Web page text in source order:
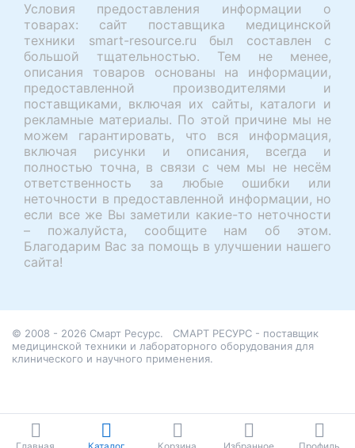
Условия предоставления информации о
товарах: сайт поставщика медицинской
техники smart-resource.ru был составлен с
большой тщательностью. Тем не менее,
описания товаров основаны на информации,
предоставленной производителями и
поставщиками, включая их сайты, каталоги и
рекламные материалы. По этой причине мы не
можем гарантировать, что вся информация,
включая рисунки и описания, всегда и
полностью точна, в связи с чем мы не несём
ответственность за любые ошибки или
неточности в предоставленной информации, но
если все же Вы заметили какие-то неточности
– пожалуйста, сообщите нам об этом.
Благодарим Вас за помощь в улучшении нашего
сайта!
© 2008 - 2026 Смарт Ресурс. СМАРТ РЕСУРС - поставщик
медицинской техники и лабораторного оборудования для
клинического и научного применения.
Главная Каталог Корзина Избранное Профиль